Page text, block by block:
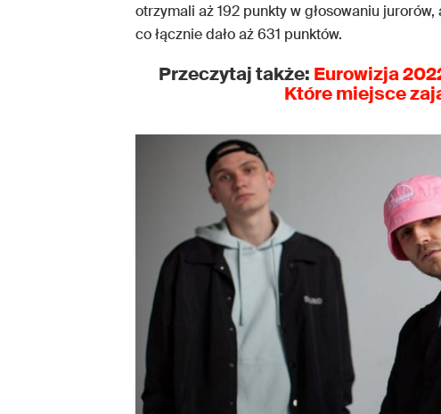
otrzymali aż 192 punkty w głosowaniu
co łącznie dało aż 631 punktów.
Przeczytaj także: Eurowizja
Które miejsce